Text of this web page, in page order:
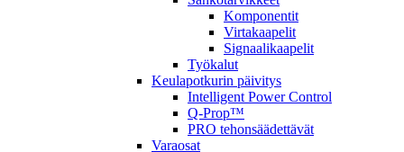
Komponentit
Virtakaapelit
Signaalikaapelit
Työkalut
Keulapotkurin päivitys
Intelligent Power Control
Q-Prop™
PRO tehonsäädettävät
Varaosat